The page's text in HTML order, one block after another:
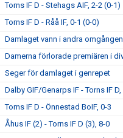
Torns IF D - Stehags AIF, 2-2 (0-1)
Torns IF D - Råå IF, 0-1 (0-0)
Damlaget vann i andra omgången
Damerna förlorade premiären i
Seger för damlaget i genrepet
Dalby GIF/Genarps IF - Torns IF
Torns IF D - Önnestad BoIF, 0-3
Åhus IF (2) - Torns IF D (3), 8-0